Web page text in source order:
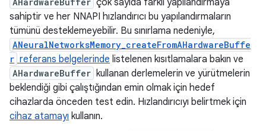
çok sayıda farklı yapılandırmaya
sahiptir ve her NNAPI hızlandırıcı bu yapılandırmaların
tümünü desteklemeyebilir. Bu sınırlama nedeniyle,
ANeuralNetworksMemory_createFromAHardwareBuffe
r referans belgelerinde listelenen kısıtlamalara bakın ve
AHardwareBuffer kullanan derlemelerin ve yürütmelerin
beklendiği gibi çalıştığından emin olmak için hedef
cihazlarda önceden test edin. Hızlandırıcıyı belirtmek için
cihaz atamayı kullanın.